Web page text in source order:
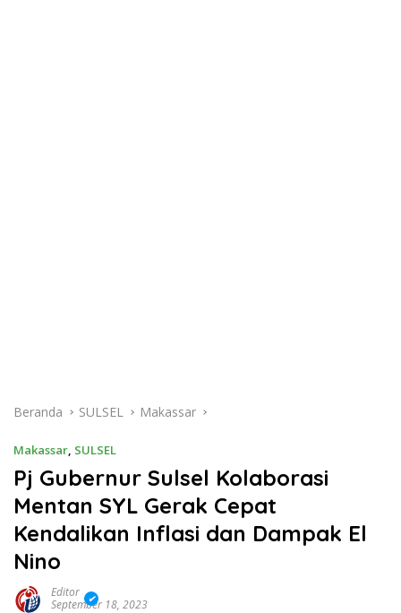
Beranda SULSEL Makassar
Makassar, SULSEL
Pj Gubernur Sulsel Kolaborasi
Mentan SYL Gerak Cepat
Kendalikan Inflasi dan Dampak El
Nino
Editor
September 18, 2023